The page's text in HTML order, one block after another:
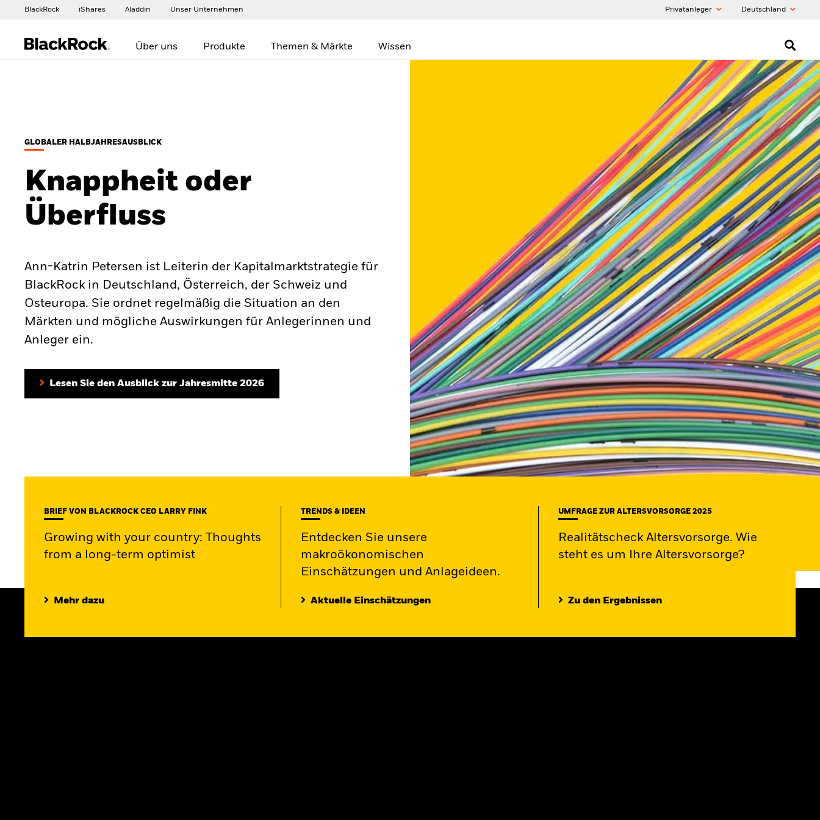
BlackRock iShares Aladdin Unser Unternehmen Privatanleger Deutschland
Über uns Produkte Themen & Märkte Wissen
GLOBALER HALBJAHRESAUSBLICK
Knappheit oder
Überfluss
Ann-Katrin Petersen ist Leiterin der Kapitalmarktstrategie für
BlackRock in Deutschland, Österreich, der Schweiz und
Osteuropa. Sie ordnet regelmäßig die Situation an den
Märkten und mögliche Auswirkungen für Anlegerinnen und
Anleger ein.
Lesen Sie den Ausblick zur Jahresmitte 2026
BRIEF VON BLACKROCK CEO LARRY FINK
Growing with your country: Thoughts
from a long-term optimist
Mehr dazu
TRENDS & IDEEN
Entdecken Sie unsere
makroökonomischen
Einschätzungen und Anlageideen.
Aktuelle Einschätzungen
UMFRAGE ZUR ALTERSVORSORGE 2025
Realitätscheck Altersvorsorge. Wie
steht es um Ihre Altersvorsorge?
Zu den Ergebnissen